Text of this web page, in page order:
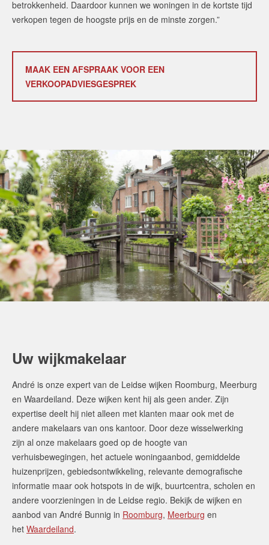
betrokkenheid. Daardoor kunnen we woningen in de kortste tijd
verkopen tegen de hoogste prijs en de minste zorgen.”
MAAK EEN AFSPRAAK VOOR EEN
VERKOOPADVIESGESPREK
Uw wijkmakelaar
André is onze expert van de Leidse wijken Roomburg, Meerburg
en Waardeiland. Deze wijken kent hij als geen ander. Zijn
expertise deelt hij niet alleen met klanten maar ook met de
andere makelaars van ons kantoor. Door deze wisselwerking
zijn al onze makelaars goed op de hoogte van
verhuisbewegingen, het actuele woningaanbod, gemiddelde
huizenprijzen, gebiedsontwikkeling, relevante demografische
informatie maar ook hotspots in de wijk, buurtcentra, scholen en
andere voorzieningen in de Leidse regio. Bekijk de wijken en
aanbod van André Bunnig in Roomburg, Meerburg en
het Waardeiland.